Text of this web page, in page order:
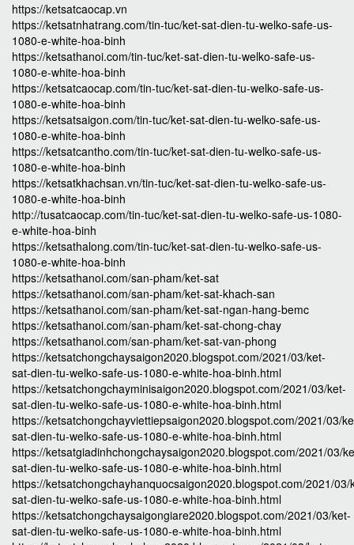
https://ketsatcaocap.vn
https://ketsatnhatrang.com/tin-tuc/ket-sat-dien-tu-welko-safe-us-
1080-e-white-hoa-binh
https://ketsathanoi.com/tin-tuc/ket-sat-dien-tu-welko-safe-us-
1080-e-white-hoa-binh
https://ketsatcaocap.com/tin-tuc/ket-sat-dien-tu-welko-safe-us-
1080-e-white-hoa-binh
https://ketsatsaigon.com/tin-tuc/ket-sat-dien-tu-welko-safe-us-
1080-e-white-hoa-binh
https://ketsatcantho.com/tin-tuc/ket-sat-dien-tu-welko-safe-us-
1080-e-white-hoa-binh
https://ketsatkhachsan.vn/tin-tuc/ket-sat-dien-tu-welko-safe-us-
1080-e-white-hoa-binh
http://tusatcaocap.com/tin-tuc/ket-sat-dien-tu-welko-safe-us-1080-
e-white-hoa-binh
https://ketsathalong.com/tin-tuc/ket-sat-dien-tu-welko-safe-us-
1080-e-white-hoa-binh
https://ketsathanoi.com/san-pham/ket-sat
https://ketsathanoi.com/san-pham/ket-sat-khach-san
https://ketsathanoi.com/san-pham/ket-sat-ngan-hang-bemc
https://ketsathanoi.com/san-pham/ket-sat-chong-chay
https://ketsathanoi.com/san-pham/ket-sat-van-phong
https://ketsatchongchaysaigon2020.blogspot.com/2021/03/ket-
sat-dien-tu-welko-safe-us-1080-e-white-hoa-binh.html
https://ketsatchongchayminisaigon2020.blogspot.com/2021/03/ket-
sat-dien-tu-welko-safe-us-1080-e-white-hoa-binh.html
https://ketsatchongchayviettiepsaigon2020.blogspot.com/2021/03/
sat-dien-tu-welko-safe-us-1080-e-white-hoa-binh.html
https://ketsatgiadinhchongchaysaigon2020.blogspot.com/2021/03/
sat-dien-tu-welko-safe-us-1080-e-white-hoa-binh.html
https://ketsatchongchayhanquocsaigon2020.blogspot.com/2021/03/
sat-dien-tu-welko-safe-us-1080-e-white-hoa-binh.html
https://ketsatchongchaysaigongiare2020.blogspot.com/2021/03/ket-
sat-dien-tu-welko-safe-us-1080-e-white-hoa-binh.html